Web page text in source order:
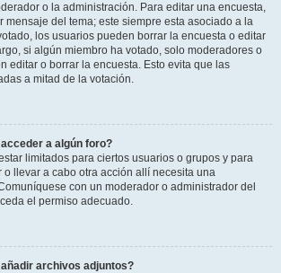
o la administración. Para editar una encuesta,
mensaje del tema; este siempre esta asociado a la
los usuarios pueden borrar la encuesta o editar
si algún miembro ha votado, solo moderadores o
editar o borrar la encuesta. Esto evita que las
a mitad de la votación.
a algún foro?
limitados para ciertos usuarios o grupos y para
o llevar a cabo otra acción allí necesita una
con un moderador o administrador del
el permiso adecuado.
archivos adjuntos?